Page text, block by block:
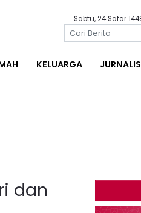
Sabtu, 24 Safar
KELUARGA
dan